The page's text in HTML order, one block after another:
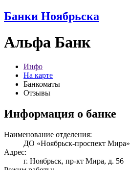
Банки Ноябрьска
Альфа Банк
Инфо
На карте
Банкоматы
Отзывы
Информация о банке
Наименование отделения:
ДО «Ноябрьск-проспект Мира»
Адрес:
г. Ноябрьск, пр-кт Мира, д. 56